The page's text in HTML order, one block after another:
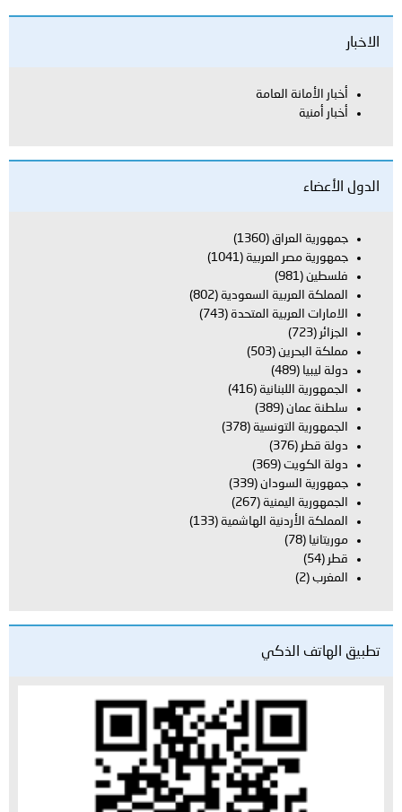
الاخبار
أخبار الأمانة العامة
أخبار أمنية
الدول الأعضاء
جمهورية العراق (1360)
جمهورية مصر العربية (1041)
فلسطين (981)
المملكة العربية السعودية (802)
الامارات العربية المتحدة (743)
الجزائر (723)
مملكة البحرين (503)
دولة ليبيا (489)
الجمهورية اللبنانية (416)
سلطنة عمان (389)
الجمهورية التونسية (378)
دولة قطر (376)
دولة الكويت (369)
جمهورية السودان (339)
الجمهورية اليمنية (267)
المملكة الأردنية الهاشمية (133)
موريتانيا (78)
قطر (54)
المغرب (2)
تطبيق الهاتف الذكي